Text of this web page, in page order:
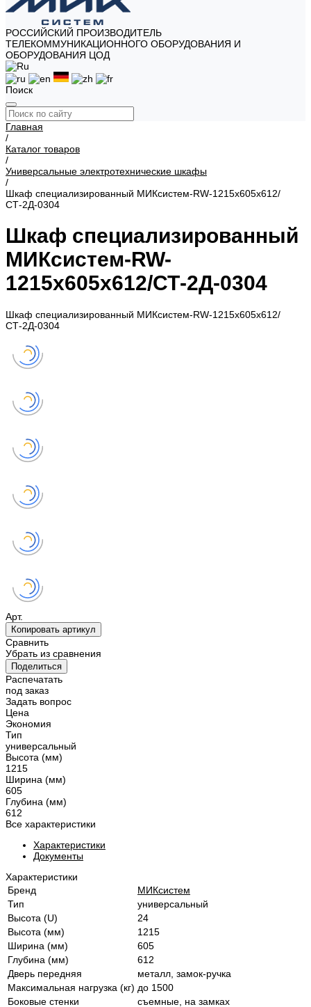
РОССИЙСКИЙ ПРОИЗВОДИТЕЛЬ
ТЕЛЕКОММУНИКАЦИОННОГО ОБОРУДОВАНИЯ И
ОБОРУДОВАНИЯ ЦОД
Поиск
Главная
/
Каталог товаров
/
Универсальные электротехнические шкафы
/
Шкаф специализированный МИКсистем-RW-1215х605х612/
СТ-2Д-0304
Шкаф специализированный
МИКсистем-RW-
1215х605х612/СТ-2Д-0304
Шкаф специализированный МИКсистем-RW-1215х605х612/
СТ-2Д-0304
Арт.
Копировать артикул
Сравнить
Убрать из сравнения
Поделиться
Распечатать
под заказ
Задать вопрос
Цена
Экономия
Тип
универсальный
Высота (мм)
1215
Ширина (мм)
605
Глубина (мм)
612
Все характеристики
Характеристики
Документы
Характеристики
Бренд
МИКсистем
Тип
универсальный
Высота (U)
24
Высота (мм)
1215
Ширина (мм)
605
Глубина (мм)
612
Дверь передняя
металл, замок-ручка
Максимальная нагрузка (кг) до 1500
Боковые стенки
съемные, на замках